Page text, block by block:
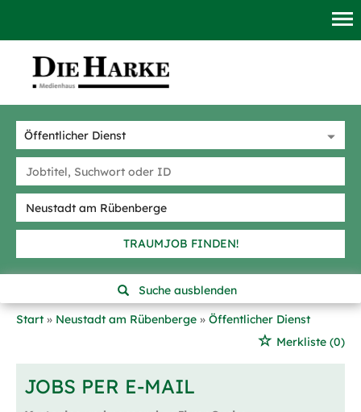
TRAUMJOB FINDEN!
Suche ausblenden
Start
Neustadt am Rübenberge
Öffentlicher Dienst
Merkliste (0)
JOBS PER E-MAIL